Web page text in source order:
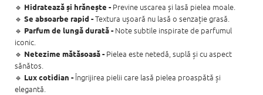
🔹 Hidratează și hrănește - Previne uscarea și lasă pielea moale.
🔹 Se absoarbe rapid -Textura ușoară nu lasă o senzație grasă.
🔹 Parfum de lungă durată - Note subtile inspirate de parfumul
iconic.
🔹 Netezime mătăsoasă - Pielea este netedă, suplă și cu aspect
sănătos.
🔹 Lux cotidian -Îngrijirea pielii care lasă pielea proaspătă și
elegantă.